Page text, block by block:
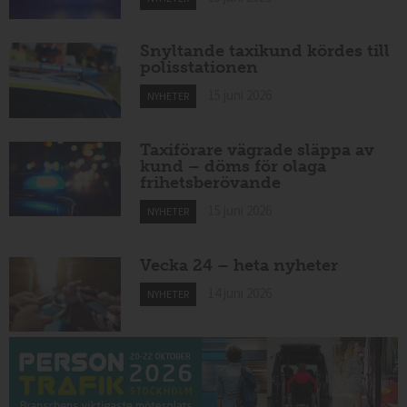
Snyltande taxikund kördes till
polisstationen
NYHETER
Taxiförare vägrade släppa av
kund – döms för olaga
frihetsberövande
NYHETER
Vecka 24 – heta nyheter
NYHETER